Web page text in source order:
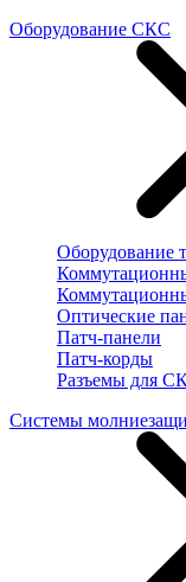
Оборудование СКС
Оборудование
Оптические
Патч-панели
Патч-корды
Разъемы для
Системы